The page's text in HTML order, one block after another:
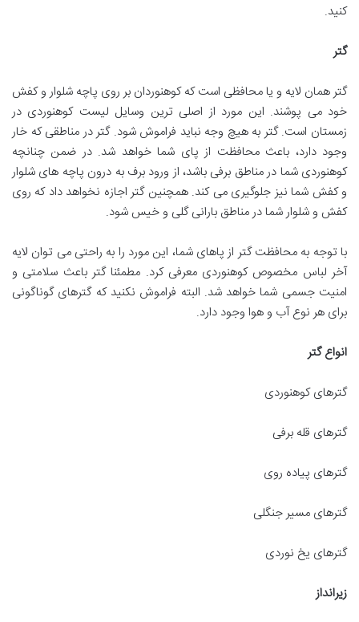
کنید.
گتر
گتر همان لایه و یا محافظی است که کوهنوردان بر روی پاچه شلوار و کفش
خود می پوشند. این مورد از اصلی ترین وسایل لیست کوهنوردی در
زمستان است. گتر به هیچ وجه نباید فراموش شود. گتر در مناطقی که خار
وجود دارد، باعث محافظت از پای شما خواهد شد. در ضمن چنانچه
کوهنوردی شما در مناطق برفی باشد، از ورود برف به درون پاچه های شلوار
و کفش شما نیز جلوگیری می کند. همچنین گتر اجازه نخواهد داد که روی
کفش و شلوار شما در مناطق بارانی گلی و خیس شود.
با توجه به محافظت گتر از پاهای شما، این مورد را به راحتی می توان لایه
آخر لباس مخصوص کوهنوردی معرفی کرد. مطمئنا گتر باعث سلامتی و
امنیت جسمی شما خواهد شد. البته فراموش نکنید که گترهای گوناگونی
برای هر نوع آب و هوا وجود دارد.
انواع گتر
گترهای کوهنوردی
گترهای قله برفی
گترهای پیاده روی
گترهای مسیر جنگلی
گترهای یخ نوردی
زیرانداز